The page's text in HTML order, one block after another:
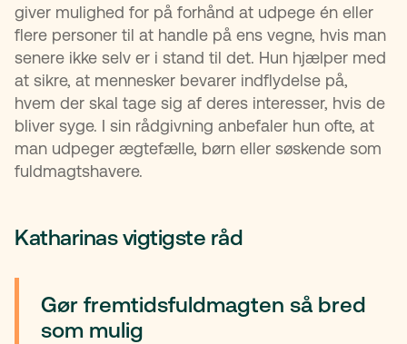
giver mulighed for på forhånd at udpege én eller
flere personer til at handle på ens vegne, hvis man
senere ikke selv er i stand til det. Hun hjælper med
at sikre, at mennesker bevarer indflydelse på,
hvem der skal tage sig af deres interesser, hvis de
bliver syge. I sin rådgivning anbefaler hun ofte, at
man udpeger ægtefælle, børn eller søskende som
fuldmagtshavere.
Katharinas vigtigste råd
Gør fremtidsfuldmagten så bred
som mulig